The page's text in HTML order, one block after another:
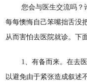
您会与医生交流吗？
每每懊悔自己笨嘴拙舌没
从而害怕去医院就诊。下
1、有备而来。在去
以避免由于紧张造成叙述